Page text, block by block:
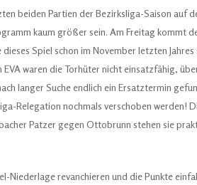
beiden Partien der Bezirksliga-Saison auf
kaum größer sein. Am Freitag kommt
Spiel schon im November letzten
waren die Torhüter nicht einsatzfähig,
langer Suche endlich ein Ersatztermin
Relegation nochmals verschoben werden!
Patzer gegen Ottobrunn stehen sie
Niederlage revanchieren und die Punkte